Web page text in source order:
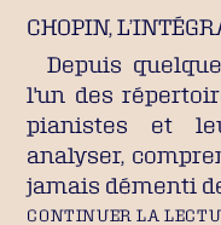
CHOPIN,
Depuis
l'un des
pianistes et
analyser,
jamais démenti
CONTINUER LA